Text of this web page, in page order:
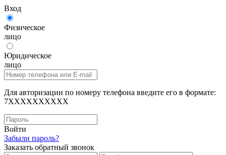
Вход
Физическое
лицо
Юридическое
лицо
Для авторизации по номеру телефона введите его в формате:
7XXXXXXXXXX
Войти
Забыли пароль?
Заказать обратный звонок